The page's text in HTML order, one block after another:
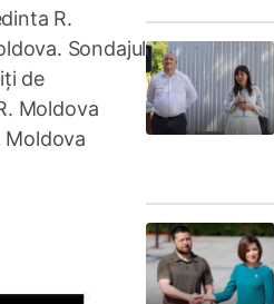
R.
Sondajul
de
Moldova
Moldova